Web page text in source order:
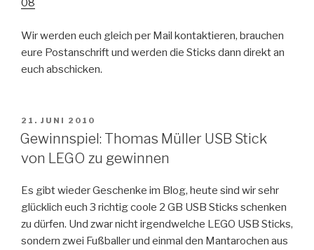
08
Wir werden euch gleich per Mail kontaktieren, brauchen
eure Postanschrift und werden die Sticks dann direkt an
euch abschicken.
VERÖFFENTLICHT
AM
21. JUNI 2010
Gewinnspiel: Thomas Müller USB Stick
von LEGO zu gewinnen
Es gibt wieder Geschenke im Blog, heute sind wir sehr
glücklich euch 3 richtig coole 2 GB USB Sticks schenken
zu dürfen. Und zwar nicht irgendwelche LEGO USB Sticks,
sondern zwei Fußballer und einmal den Mantarochen aus